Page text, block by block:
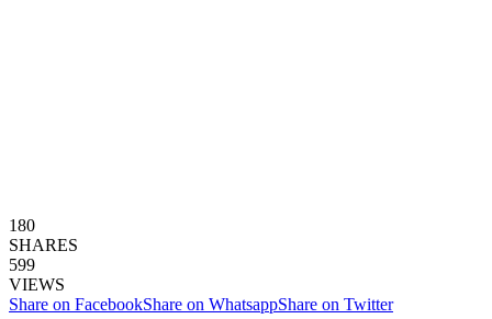
180
SHARES
599
VIEWS
Share on FacebookShare on WhatsappShare on Twitter